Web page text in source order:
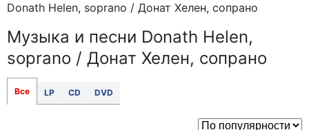
Donath Helen, soprano / Донат Хелен, сопрано
Музыка и песни Donath Helen,
soprano / Донат Хелен, сопрано
Все LP CD DVD